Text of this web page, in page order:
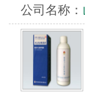
公司名称：